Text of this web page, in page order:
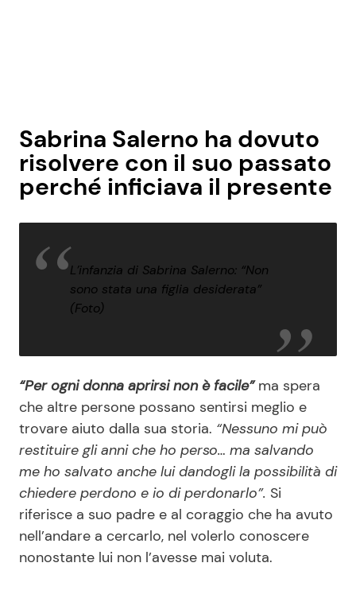
Sabrina Salerno ha dovuto
risolvere con il suo passato
perché inficiava il presente
L’infanzia di Sabrina Salerno: “Non
sono stata una figlia desiderata”
(Foto)
“Per ogni donna aprirsi non è facile”ma spera
che altre persone possano sentirsi meglio e
trovare aiuto dalla sua storia. “Nessuno mi può
restituire gli anni che ho perso… ma salvando
me ho salvato anche lui dandogli la possibilità di
chiedere perdono e io di perdonarlo”. Si
riferisce a suo padre e al coraggio che ha avuto
nell’andare a cercarlo, nel volerlo conoscere
nonostante lui non l’avesse mai voluta.